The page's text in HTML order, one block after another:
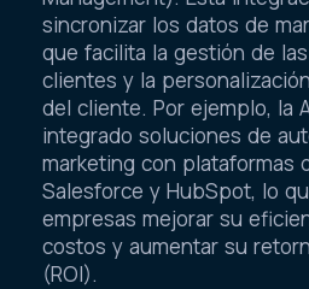
sincronizar los datos de
que facilita la gestión de
clientes y la
del cliente. Por ejemplo, la
integrado soluciones de
marketing con plataformas
Salesforce y HubSpot, lo
empresas mejorar su
costos y aumentar su
(ROI).